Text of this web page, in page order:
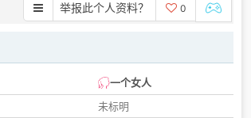
举报此个人资料？ 0
一个女人
未标明